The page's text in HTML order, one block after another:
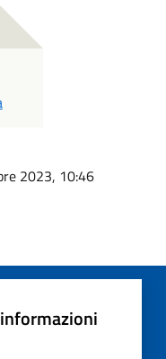
2023, 10:46